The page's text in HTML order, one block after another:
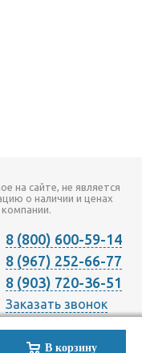
В корзину
на сайте, не является
о наличии и ценах
8 (800) 600-59-14
8 (967) 252-66-77
8 (903) 720-36-51
Заказать звонок
оборудования для
в Москве с